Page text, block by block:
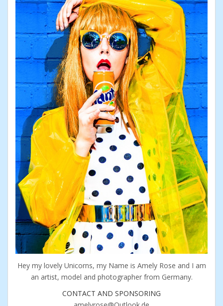
Hey my lovely Unicorns, my Name is Amely Rose and I am
an artist, model and photographer from Germany.
CONTACT AND SPONSORING